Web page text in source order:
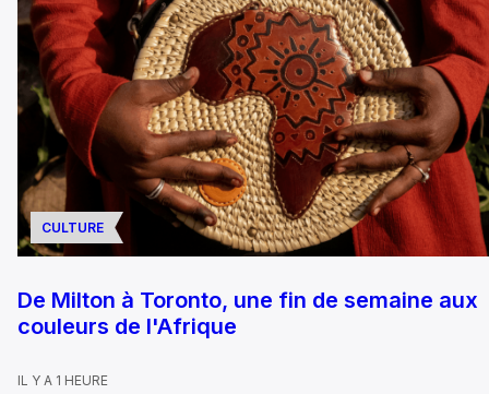
CULTURE
De Milton à Toronto, une fin de semaine aux
couleurs de l'Afrique
IL Y A 1 HEURE